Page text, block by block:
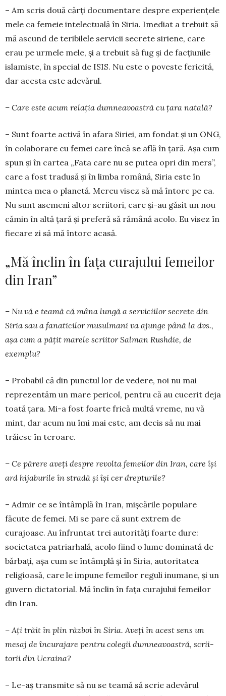
– Am scris două cărți documentare despre experiențele
mele ca femeie intelectuală în Siria. Imediat a trebuit să
mă ascund de teribilele servicii secrete siriene, care
erau pe urmele mele, și a trebuit să fug și de facțiunile
islamiste, în special de ISIS. Nu este o poveste fericită,
dar acesta este ade­vărul.
– Care este acum relația dumnea­voastră cu țara natală?
– Sunt foarte activă în afara Siriei, am fondat și un ONG,
în colaborare cu femei care încă se află în țară. Așa cum
spun și în cartea „Fata care nu se pu­tea opri din mers”,
care a fost tradusă și în limba română, Siria este în
mintea mea o planetă. Mereu visez să mă întorc pe ea.
Nu sunt asemeni altor scriitori, care și-au găsit un nou
cămin în altă țară și preferă să rămână acolo. Eu visez în
fiecare zi să mă întorc aca­să.
„Mă înclin în fața curajului femeilor
din Iran”
– Nu vă e teamă că mâna lungă a serviciilor secrete din
Siria sau a fa­naticilor musulmani va ajunge până la dvs.,
așa cum a pățit marele scri­itor Salman Rushdie, de
exemplu?
– Probabil că din punctul lor de vedere, noi nu mai
reprezentăm un mare pericol, pentru că au cucerit deja
toată țara. Mi-a fost foarte frică multă vreme, nu vă
mint, dar acum nu îmi mai este, am decis să nu mai
trăiesc în teroare.
– Ce părere aveți despre revolta femeilor din Iran, care își
ard hijaburile în stradă și își cer drepturile?
– Admir ce se întâmplă în Iran, mișcările popu­lare
făcute de femei. Mi se pare că sunt ex­trem de
curajoase. Au înfruntat trei autorități foarte dure:
societatea patriarhală, acolo fiind o lume do­minată de
bărbați, așa cum se întâmplă și în Siria, autoritatea
religioasă, care le impune fe­mei­lor reguli inumane, și un
guvern dic­tatorial. Mă înclin în fața curajului femeilor
din Iran.
– Ați trăit în plin război în Siria. Aveți în acest sens un
mesaj de încurajare pentru cole­gii dum­neavoastră, scrii­
torii din Ucraina?
– Le-aș trans­mi­te să nu se teamă să scrie adevărul